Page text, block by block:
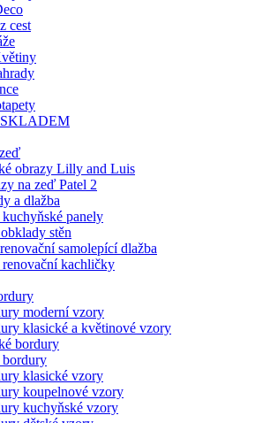
cest
SKLADEM
obrazy Lilly and Luis
na zeď Patel 2
a dlažba
panely
stěn
samolepící dlažba
renovační kachličky
moderní vzory
klasické a květinové vzory
bordury
bordury
klasické vzory
koupelnové vzory
kuchyňské vzory